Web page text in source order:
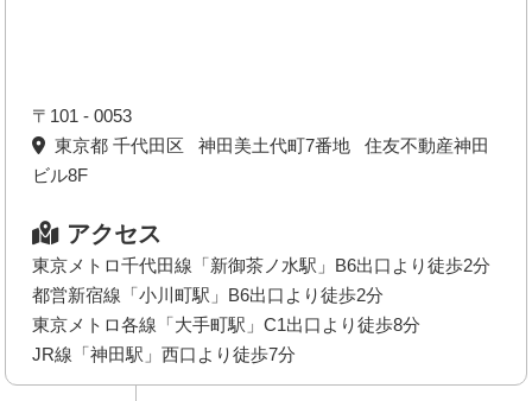
〒101 - 0053
東京都 千代田区 神田美土代町7番地 住友不動産神田
ビル8F
アクセス
東京メトロ千代田線「新御茶ノ水駅」B6出口より徒歩2分
都営新宿線「小川町駅」B6出口より徒歩2分
東京メトロ各線「大手町駅」C1出口より徒歩8分
JR線「神田駅」西口より徒歩7分